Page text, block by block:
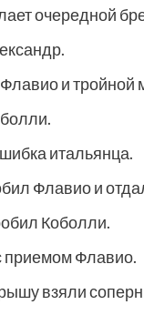
очередной
и тройной
итальянца.
Флавио и
Коболли.
приемом Флавио.
взяли